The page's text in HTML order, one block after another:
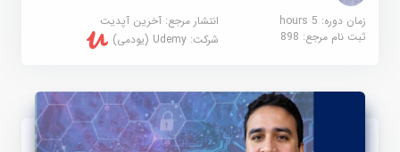
زمان دوره: 5 hours
انتشار مرجع:آخرین آپدیت
ثبت نام مرجع:898 شرکت:Udemy (یودمی)